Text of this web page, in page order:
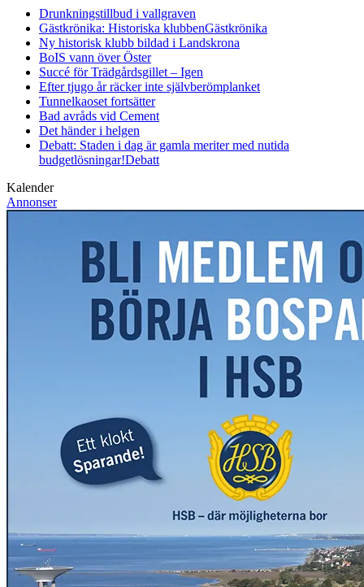
Drunkningstillbud i vallgraven
Gästkrönika: Historiska klubbenGästkrönika
Ny historisk klubb bildad i Landskrona
BoIS vann över Öster
Succé för Trädgårdsgillet – Igen
Efter tjugo år räcker inte självberömplanket
Tunnelkaoset fortsätter
Bad avråds vid Cement
Det händer i helgen
Debatt: Staden i dag är gamla meriter med nutida
budgetlösningar!Debatt
Kalender
Annonser